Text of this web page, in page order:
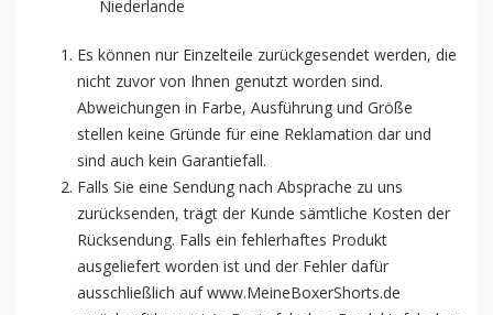
Niederlande
Es können nur Einzelteile zurückgesendet werden, die
nicht zuvor von Ihnen genutzt worden sind.
Abweichungen in Farbe, Ausführung und Größe
stellen keine Gründe für eine Reklamation dar und
sind auch kein Garantiefall.
Falls Sie eine Sendung nach Absprache zu uns
zurücksenden, trägt der Kunde sämtliche Kosten der
Rücksendung. Falls ein fehlerhaftes Produkt
ausgeliefert worden ist und der Fehler dafür
ausschließlich auf www.MeineBoxerShorts.de